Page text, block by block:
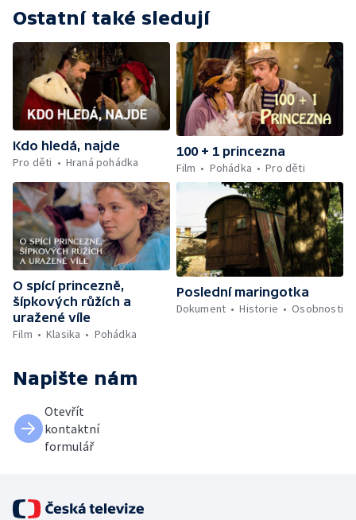
Ostatní také sledují
Kdo hledá, najde
Pro děti
Hraná pohádka
100 + 1 princezna
Film
Pohádka Pro děti
O spící princezně,
šípkových růžích a
uražené víle
Film
Klasika Pohádka
Poslední maringotka
Dokument
Historie Osobnosti
Napište nám
Otevřít
kontaktní
formulář